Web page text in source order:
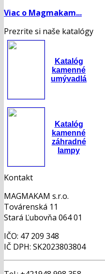
Viac o Magmakam...
Prezrite si naše katalógy
Katalóg
kamenné
umývadlá
Katalóg
kamenné
záhradné
lampy
Kontakt
MAGMAKAM s.r.o.
Továrenská 11
Stará Ľubovňa 064 01
IČO: 47 209 348
IČ DPH: SK2023803804